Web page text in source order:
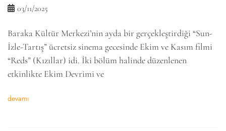
03/11/2025
Baraka Kültür Merkezi’nin ayda bir gerçekleştirdiği “Sun-
İzle-Tartış” ücretsiz sinema gecesinde Ekim ve Kasım filmi
“Reds” (Kızıllar) idi. İki bölüm halinde düzenlenen
etkinlikte Ekim Devrimi ve
devamı